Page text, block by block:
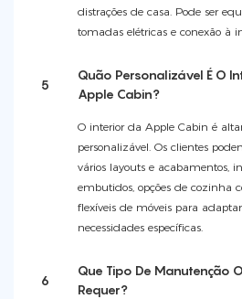
distrações de casa. Pode ser
tomadas elétricas e conexão à
5
Quão Personalizável É O
Apple Cabin?
O interior da Apple Cabin é
personalizável. Os clientes
vários layouts e acabamentos,
embutidos, opções de cozinha
flexíveis de móveis para
necessidades específicas.
6
Que Tipo De Manutenção
Requer?